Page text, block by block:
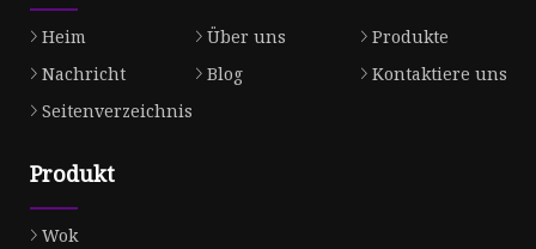
Heim Über uns
Produkte
Nachricht
Blog
Kontaktiere uns
Seitenverzeichnis
Produkt
Wok